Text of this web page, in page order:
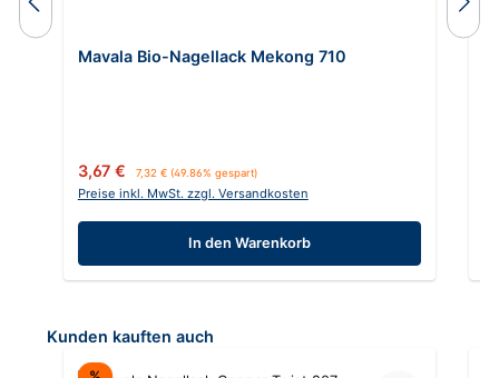
Mavala Bio-Nagellack Mekong 710
Verkaufspreis:
3,67 € Regulärer Preis:
7,32 € (49.86% gespart)
Preise inkl. MwSt. zzgl. Versandkosten
In den Warenkorb
Produktgalerie überspringen
Kunden kauften auch